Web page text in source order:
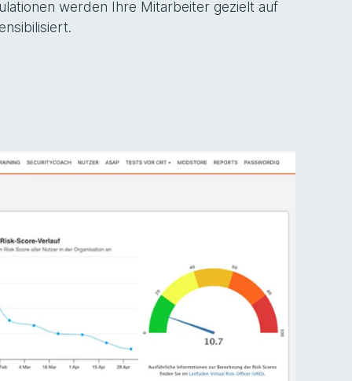
werden Ihre Mitarbeiter gezielt auf